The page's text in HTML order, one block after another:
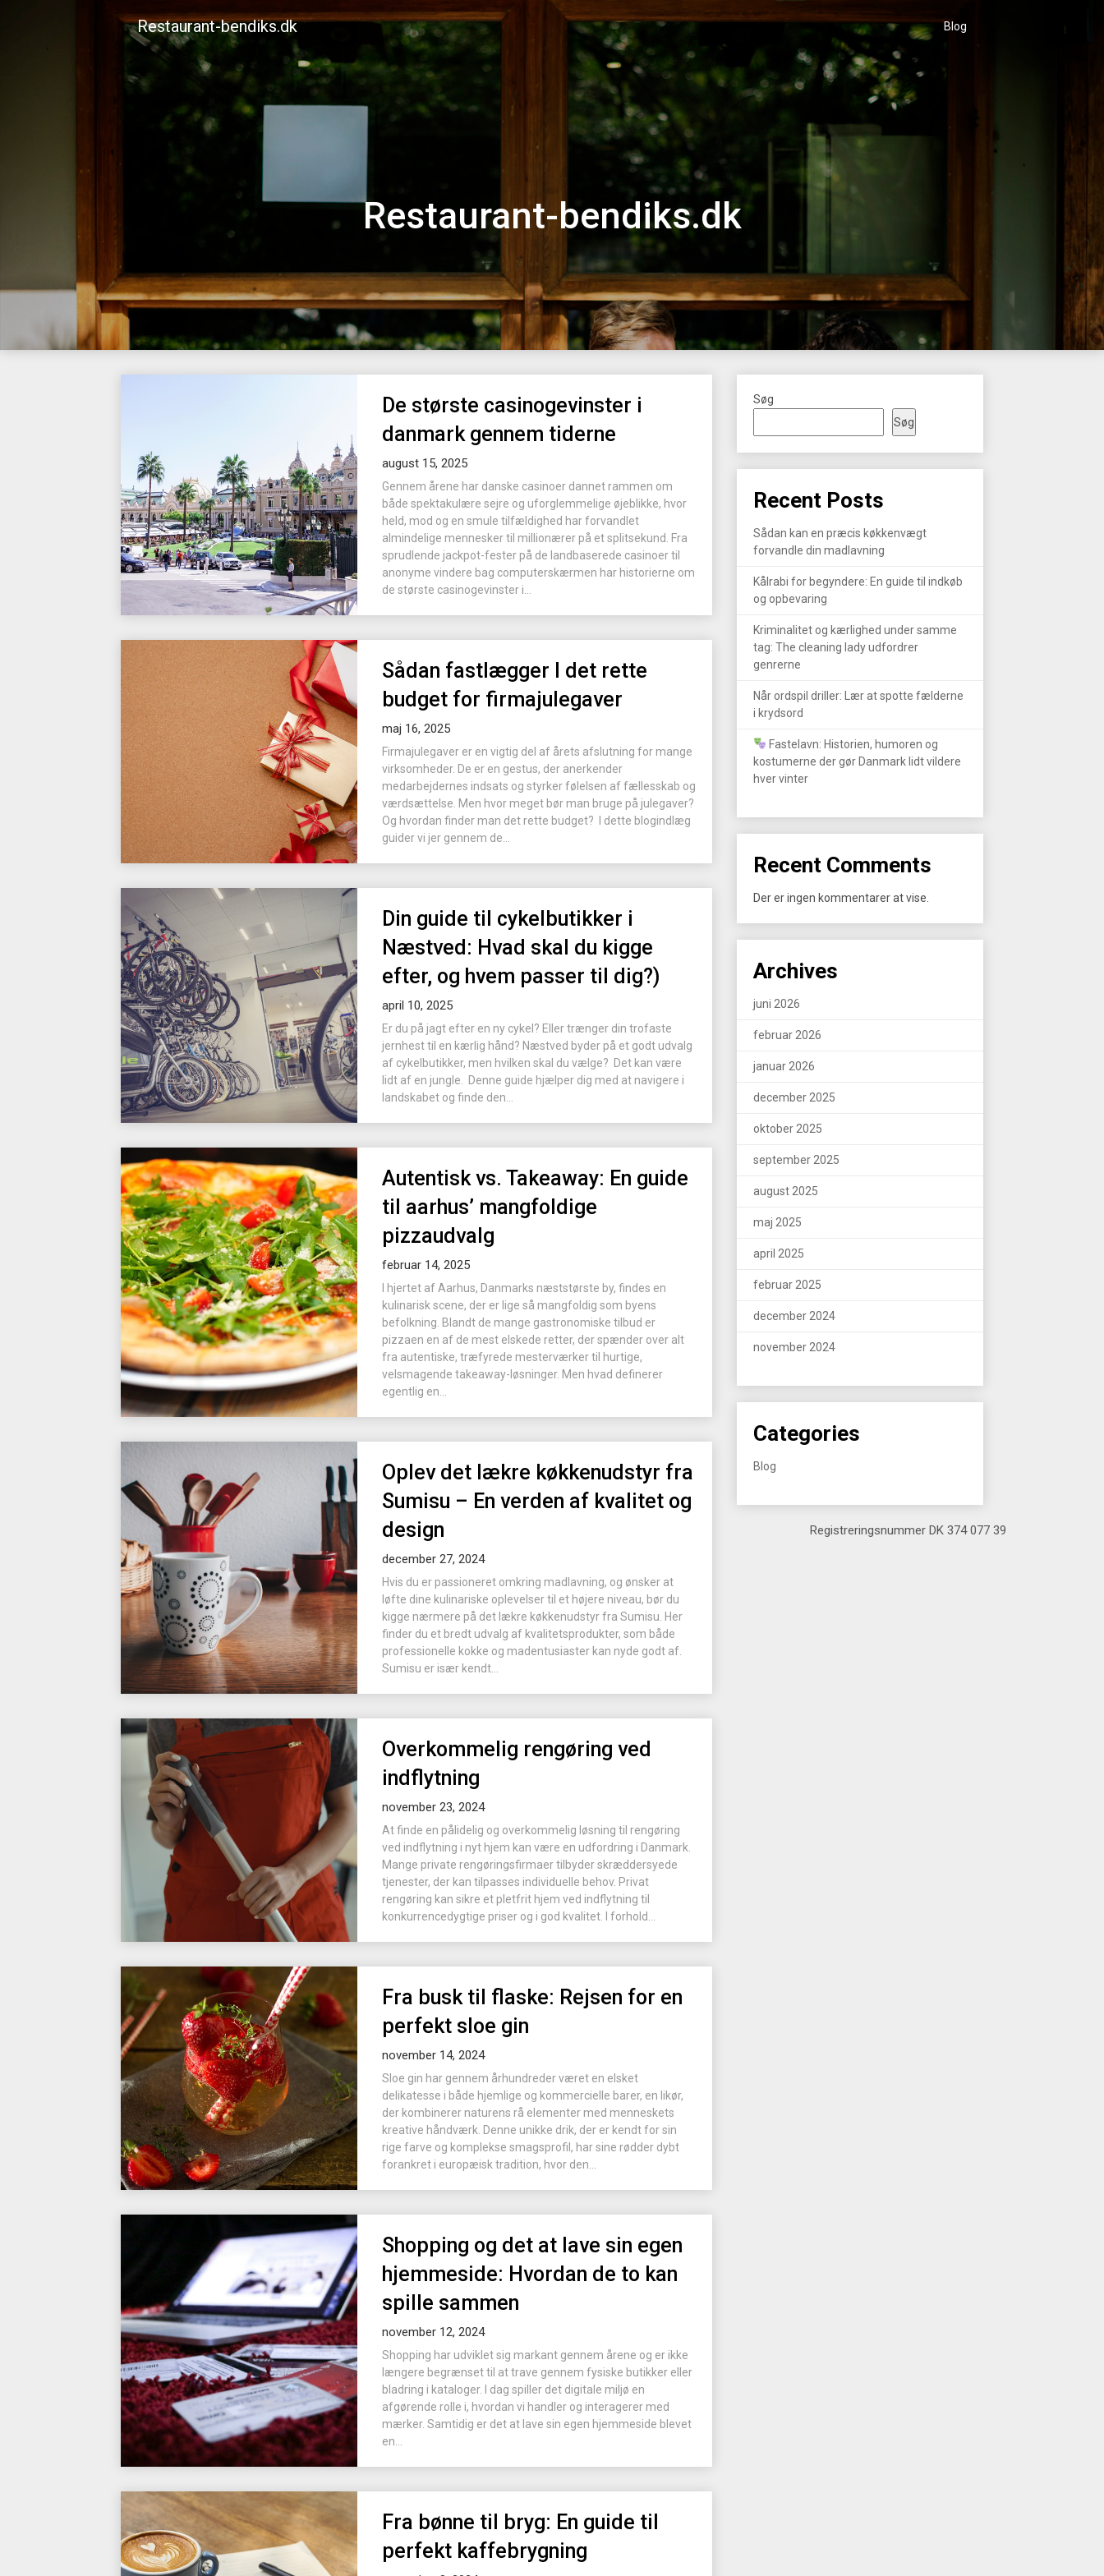
Restaurant-bendiks.dk Blog
Restaurant-bendiks.dk
De største casinogevinster i
danmark gennem tiderne
august 15, 2025
Gennem årene har danske casinoer dannet rammen om
både spektakulære sejre og uforglemmelige øjeblikke, hvor
held, mod og en smule tilfældighed har forvandlet
almindelige mennesker til millionærer på et splitsekund. Fra
sprudlende jackpot-fester på de landbaserede casinoer til
anonyme vindere bag computerskærmen har historierne om
de største casinogevinster i...
Sådan fastlægger I det rette
budget for firmajulegaver
maj 16, 2025
Firmajulegaver er en vigtig del af årets afslutning for mange
virksomheder. De er en gestus, der anerkender
medarbejdernes indsats og styrker følelsen af fællesskab og
værdsættelse. Men hvor meget bør man bruge på julegaver?
Og hvordan finder man det rette budget? I dette blogindlæg
guider vi jer gennem de...
Din guide til cykelbutikker i
Næstved: Hvad skal du kigge
efter, og hvem passer til dig?)
april 10, 2025
Er du på jagt efter en ny cykel? Eller trænger din trofaste
jernhest til en kærlig hånd? Næstved byder på et godt udvalg
af cykelbutikker, men hvilken skal du vælge? Det kan være
lidt af en jungle. Denne guide hjælper dig med at navigere i
landskabet og finde den...
Autentisk vs. Takeaway: En guide
til aarhus’ mangfoldige
pizzaudvalg
februar 14, 2025
I hjertet af Aarhus, Danmarks næststørste by, findes en
kulinarisk scene, der er lige så mangfoldig som byens
befolkning. Blandt de mange gastronomiske tilbud er
pizzaen en af de mest elskede retter, der spænder over alt
fra autentiske, træfyrede mesterværker til hurtige,
velsmagende takeaway-løsninger. Men hvad definerer
egentlig en...
Oplev det lækre køkkenudstyr fra
Sumisu – En verden af kvalitet og
design
december 27, 2024
Hvis du er passioneret omkring madlavning, og ønsker at
løfte dine kulinariske oplevelser til et højere niveau, bør du
kigge nærmere på det lækre køkkenudstyr fra Sumisu. Her
finder du et bredt udvalg af kvalitetsprodukter, som både
professionelle kokke og madentusiaster kan nyde godt af.
Sumisu er især kendt...
Overkommelig rengøring ved
indflytning
november 23, 2024
At finde en pålidelig og overkommelig løsning til rengøring
ved indflytning i nyt hjem kan være en udfordring i Danmark.
Mange private rengøringsfirmaer tilbyder skræddersyede
tjenester, der kan tilpasses individuelle behov. Privat
rengøring kan sikre et pletfrit hjem ved indflytning til
konkurrencedygtige priser og i god kvalitet. I forhold...
Fra busk til flaske: Rejsen for en
perfekt sloe gin
november 14, 2024
Sloe gin har gennem århundreder været en elsket
delikatesse i både hjemlige og kommercielle barer, en likør,
der kombinerer naturens rå elementer med menneskets
kreative håndværk. Denne unikke drik, der er kendt for sin
rige farve og komplekse smagsprofil, har sine rødder dybt
forankret i europæisk tradition, hvor den...
Shopping og det at lave sin egen
hjemmeside: Hvordan de to kan
spille sammen
november 12, 2024
Shopping har udviklet sig markant gennem årene og er ikke
længere begrænset til at trave gennem fysiske butikker eller
bladring i kataloger. I dag spiller det digitale miljø en
afgørende rolle i, hvordan vi handler og interagerer med
mærker. Samtidig er det at lave sin egen hjemmeside blevet
en...
Fra bønne til bryg: En guide til
perfekt kaffebrygning
Søg
Søg
Recent Posts
Sådan kan en præcis køkkenvægt
forvandle din madlavning
Kålrabi for begyndere: En guide til indkøb
og opbevaring
Kriminalitet og kærlighed under samme
tag: The cleaning lady udfordrer
genrerne
Når ordspil driller: Lær at spotte fælderne
i krydsord
Fastelavn: Historien, humoren og
kostumerne der gør Danmark lidt vildere
hver vinter
Recent Comments
Der er ingen kommentarer at vise.
Archives
juni 2026
februar 2026
januar 2026
december 2025
oktober 2025
september 2025
august 2025
maj 2025
april 2025
februar 2025
december 2024
november 2024
Categories
Blog
Registreringsnummer DK 374 077 39